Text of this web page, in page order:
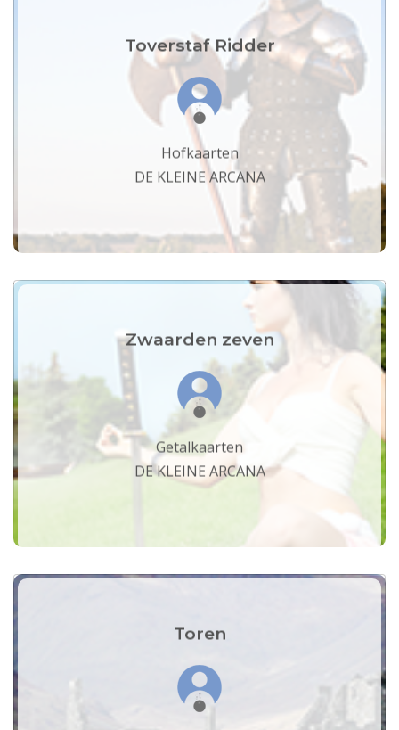
Toverstaf Ridder
Hofkaarten
DE KLEINE ARCANA
Zwaarden zeven
Getalkaarten
DE KLEINE ARCANA
Toren